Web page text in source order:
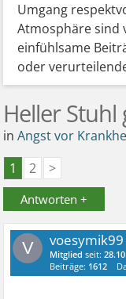
Umgang
Atmosphäre sind
einfühlsame
oder
Heller Stuhl
inAngst vor
1
2 >
Antworten +
V voesymik99
Mitglied seit:
Beiträge: 1612